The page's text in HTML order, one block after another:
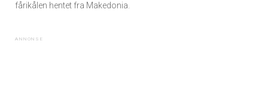
fårikålen hentet fra Makedonia.